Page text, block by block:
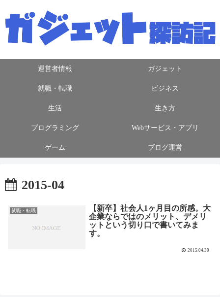
運営者情報 ガジェット
就職・転職 ビジネス
生活 生き方
プログラミング Webサービス・アプリ
ゲーム ブログ運営
2015-04
就職・転職
【新卒】社会人1ヶ月目の所感。大
企業ならではのメリット、デメリ
ットという切り口で書いてみま
す。
2015.04.30